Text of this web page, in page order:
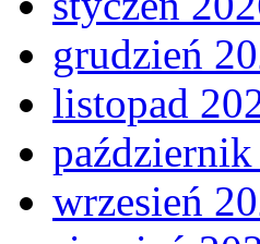
grudzień
listopad
wrzesień